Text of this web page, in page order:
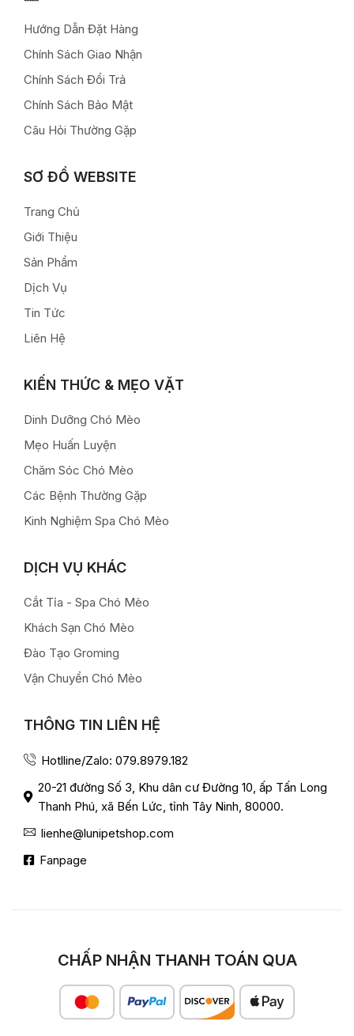
Hướng Dẫn Đặt Hàng
Chính Sách Giao Nhận
Chính Sách Đổi Trả
Chính Sách Bảo Mật
Câu Hỏi Thường Gặp
SƠ ĐỒ WEBSITE
Trang Chủ
Giới Thiệu
Sản Phẩm
Dịch Vụ
Tin Tức
Liên Hệ
KIẾN THỨC & MẸO VẶT
Dinh Dưỡng Chó Mèo
Mẹo Huấn Luyện
Chăm Sóc Chó Mèo
Các Bệnh Thường Gặp
Kinh Nghiệm Spa Chó Mèo
DỊCH VỤ KHÁC
Cắt Tỉa - Spa Chó Mèo
Khách Sạn Chó Mèo
Đào Tạo Groming
Vận Chuyển Chó Mèo
THÔNG TIN LIÊN HỆ
Hotlline/Zalo: 079.8979.182
20-21 đường Số 3, Khu dân cư Đường 10, ấp Tấn Long
Thanh Phú, xã Bến Lức, tỉnh Tây Ninh, 80000.
lienhe@lunipetshop.com
Fanpage
CHẤP NHẬN THANH TOÁN QUA